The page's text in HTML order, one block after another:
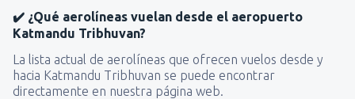
✔️ ¿Qué aerolíneas vuelan desde el aeropuerto
Katmandu Tribhuvan?
La lista actual de aerolíneas que ofrecen vuelos desde y
hacia Katmandu Tribhuvan se puede encontrar
directamente en nuestra página web.